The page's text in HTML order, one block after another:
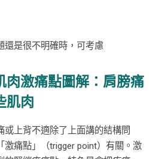
還是很不明確時，可考慮
肉激痛點圖解：肩膀痛
肌肉
或上背不適除了上面講的結構問
激痛點」（trigger point）有關。激